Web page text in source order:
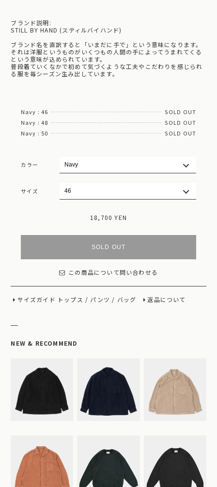
ブランド説明:
STILL BY HAND (スティルバイハンド)
ブランド名を直訳すると「いまだに手で」という意味になります。
それは洋服というものがいくつもの人間の手によってうまれてくる
という意味が込められています。
普段着ていくなかで初めて気づくような工夫やこだわりを感じられ
る服を毎シーズン生み出しています。
Navy : 46
SOLD OUT
Navy : 48
SOLD OUT
Navy : 50
SOLD OUT
カラー
サイズ
18,700 YEN
SOLD OUT
この商品について問い合わせる
サイズガイド トップス / パンツ / バッグ 返品について
NEW & RECOMMEND